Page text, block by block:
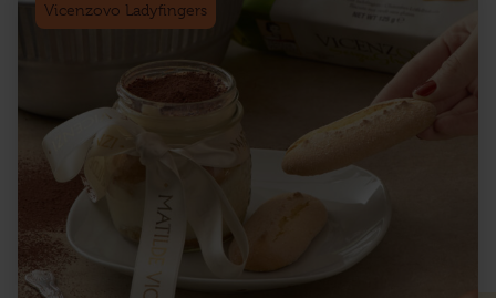
Vicenzovo Ladyfingers